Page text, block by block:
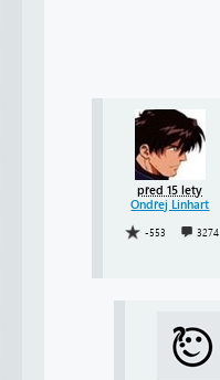
před 15 lety
Ondřej Linhart
-553 3274